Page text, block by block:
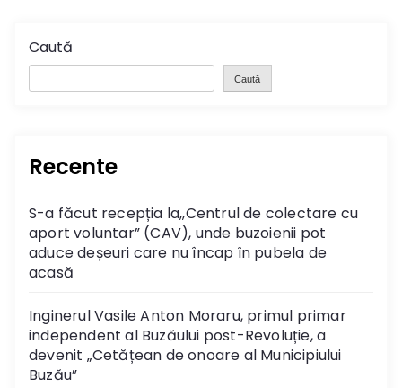
Caută
Caută
Recente
S-a făcut recepția la,,Centrul de colectare cu
aport voluntar” (CAV), unde buzoienii pot
aduce deșeuri care nu încap în pubela de
acasă
Inginerul Vasile Anton Moraru, primul primar
independent al Buzăului post-Revoluție, a
devenit „Cetățean de onoare al Municipiului
Buzău”